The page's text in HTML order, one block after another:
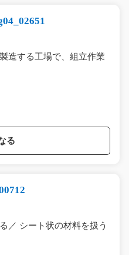
造する工場で、組立作業
る
／ シート状の材料を扱う